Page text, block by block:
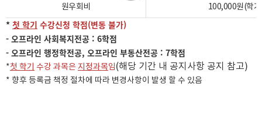
원우회비 100,000원(학
* 첫 학기 수강신청 학점(변동 불가)
- 오프라인 사회복지전공 : 6학점
- 오프라인 행정학전공, 오프라인 부동산전공 : 7학점
*첫 학기 수강 과목은 지정과목임(해당 기간 내 공지사항 공지 참고)
* 향후 등록금 책정 절차에 따라 변경사항이 발생 할 수 있음